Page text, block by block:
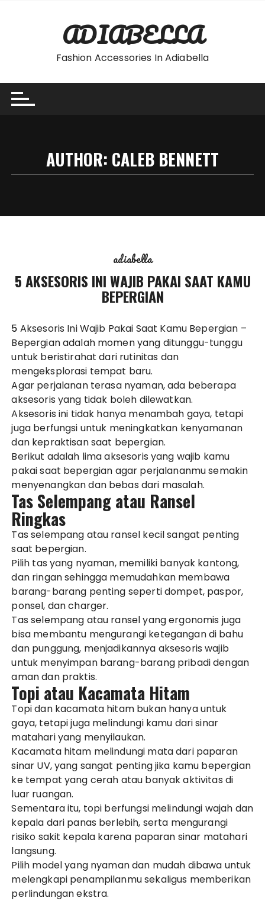
ADIABELLA
Fashion Accessories In Adiabella
AUTHOR: CALEB BENNETT
adiabella
5 AKSESORIS INI WAJIB PAKAI SAAT KAMU
BEPERGIAN
5 Aksesoris Ini Wajib Pakai Saat Kamu Bepergian –
Bepergian adalah momen yang ditunggu-tunggu
untuk beristirahat dari rutinitas dan
mengeksplorasi tempat baru.
Agar perjalanan terasa nyaman, ada beberapa
aksesoris yang tidak boleh dilewatkan.
Aksesoris ini tidak hanya menambah gaya, tetapi
juga berfungsi untuk meningkatkan kenyamanan
dan kepraktisan saat bepergian.
Berikut adalah lima aksesoris yang wajib kamu
pakai saat bepergian agar perjalananmu semakin
menyenangkan dan bebas dari masalah.
Tas Selempang atau Ransel
Ringkas
Tas selempang atau ransel kecil sangat penting
saat bepergian.
Pilih tas yang nyaman, memiliki banyak kantong,
dan ringan sehingga memudahkan membawa
barang-barang penting seperti dompet, paspor,
ponsel, dan charger.
Tas selempang atau ransel yang ergonomis juga
bisa membantu mengurangi ketegangan di bahu
dan punggung, menjadikannya aksesoris wajib
untuk menyimpan barang-barang pribadi dengan
aman dan praktis.
Topi atau Kacamata Hitam
Topi dan kacamata hitam bukan hanya untuk
gaya, tetapi juga melindungi kamu dari sinar
matahari yang menyilaukan.
Kacamata hitam melindungi mata dari paparan
sinar UV, yang sangat penting jika kamu bepergian
ke tempat yang cerah atau banyak aktivitas di
luar ruangan.
Sementara itu, topi berfungsi melindungi wajah dan
kepala dari panas berlebih, serta mengurangi
risiko sakit kepala karena paparan sinar matahari
langsung.
Pilih model yang nyaman dan mudah dibawa untuk
melengkapi penampilanmu sekaligus memberikan
perlindungan ekstra.